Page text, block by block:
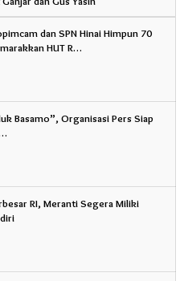
dan SPN Hinai Himpun 70
HUT R…
Basamo”, Organisasi Pers Siap
RI, Meranti Segera Miliki